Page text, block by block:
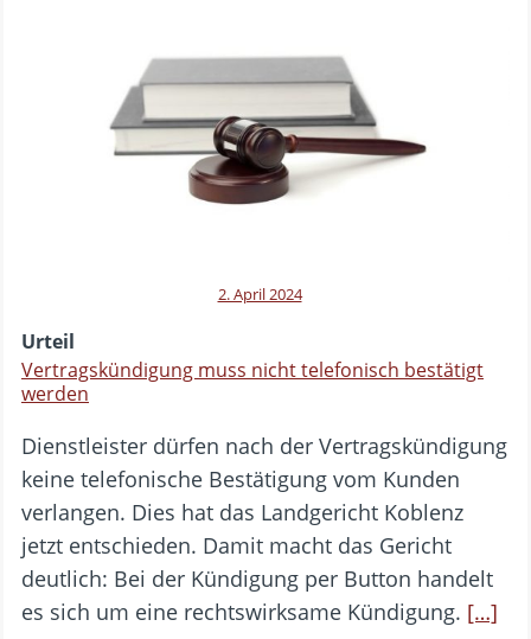
2. April 2024
Urteil
Vertragskündigung muss nicht telefonisch bestätigt
werden
Dienstleister dürfen nach der Vertragskündigung
keine telefonische Bestätigung vom Kunden
verlangen. Dies hat das Landgericht Koblenz
jetzt entschieden. Damit macht das Gericht
deutlich: Bei der Kündigung per Button handelt
es sich um eine rechtswirksame Kündigung. […]